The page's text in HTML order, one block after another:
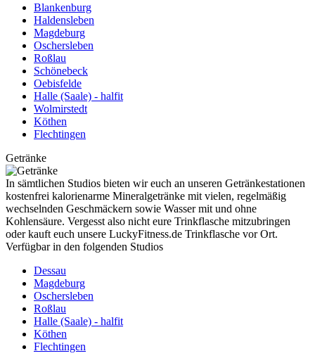
Blankenburg
Haldensleben
Magdeburg
Oschersleben
Roßlau
Schönebeck
Oebisfelde
Halle (Saale) - halfit
Wolmirstedt
Köthen
Flechtingen
Getränke
In sämtlichen Studios bieten wir euch an unseren Getränkestationen
kostenfrei kalorienarme Mineralgetränke mit vielen, regelmäßig
wechselnden Geschmäckern sowie Wasser mit und ohne
Kohlensäure. Vergesst also nicht eure Trinkflasche mitzubringen
oder kauft euch unsere LuckyFitness.de Trinkflasche vor Ort.
Verfügbar in den folgenden Studios
Dessau
Magdeburg
Oschersleben
Roßlau
Halle (Saale) - halfit
Köthen
Flechtingen